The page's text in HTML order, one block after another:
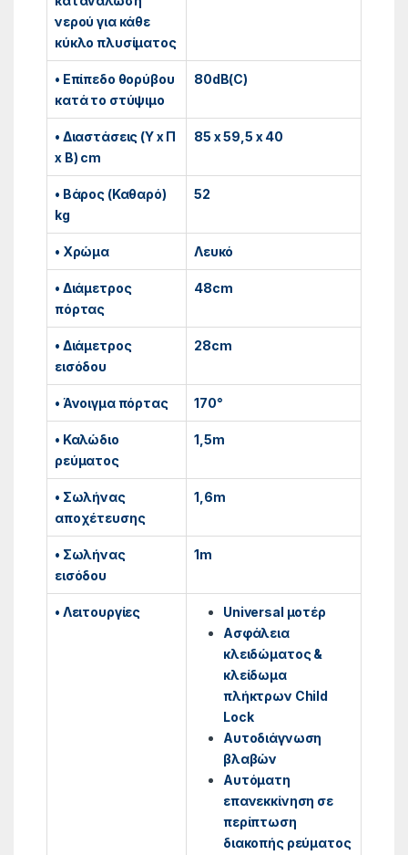
νερού για κάθε
κύκλο πλυσίματος
• Επίπεδο θορύβου
κατά το στύψιμο
80dB(C)
• Διαστάσεις (Υ x Π
x Β) cm
85 x 59,5 x 40
• Βάρος (Καθαρό)
kg
52
• Χρώμα Λευκό
• Διάμετρος
πόρτας
48cm
• Διάμετρος
εισόδου
28cm
• Άνοιγμα πόρτας 170°
• Καλώδιο
ρεύματος
1,5m
• Σωλήνας
αποχέτευσης
1,6m
• Σωλήνας
εισόδου
1m
• Λειτουργίες
Universal μοτέρ
Ασφάλεια
κλειδώματος &
κλείδωμα
πλήκτρων Child
Lock
Αυτοδιάγνωση
βλαβών
Αυτόματη
επανεκκίνηση σε
περίπτωση
διακοπής ρεύματος